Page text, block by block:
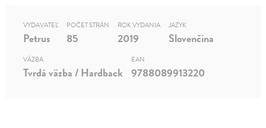
VYDAVATEĽ
Petrus
POČET STRÁN
85
ROK VYDANIA
2019
JAZYK
Slovenčina
VÄZBA
Tvrdá väzba / Hardback
EAN
9788089913220